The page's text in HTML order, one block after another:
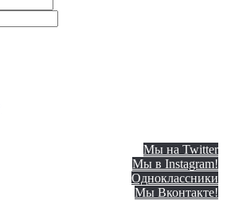
Мы на Twitter
Мы в Instagram!
Одноклассники
Мы Вконтакте!